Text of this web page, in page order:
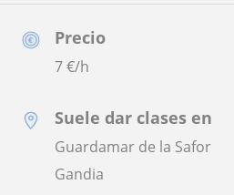
Precio
7€/h
Suele dar clases en
Guardamar de la Safor
Gandia